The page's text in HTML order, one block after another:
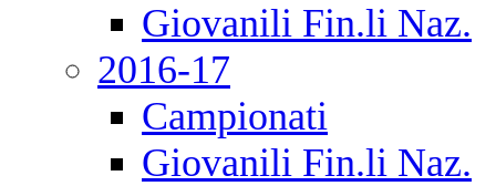
Giovanili Fin.li Naz.
2016-17
Campionati
Giovanili Fin.li Naz.